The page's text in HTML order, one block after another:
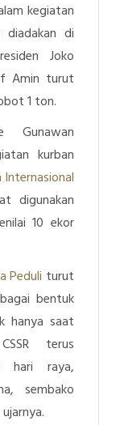
kegiatan
di
Joko
Amin turut
1 ton.
Gunawan
kurban
Internasional
digunakan
10 ekor
Peduli turut
bentuk
hanya saat
terus
hari raya,
sembako